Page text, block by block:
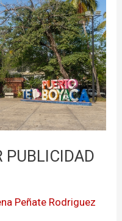
PUBLICIDAD
Peñate Rodriguez